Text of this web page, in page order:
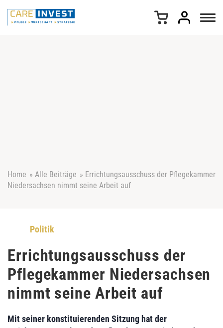
Home » Alle Beiträge » Errichtungsausschuss der Pflegekammer
Niedersachsen nimmt seine Arbeit auf
Politik
Errichtungsausschuss der
Pflegekammer Niedersachsen
nimmt seine Arbeit auf
Mit seiner konstituierenden Sitzung hat der